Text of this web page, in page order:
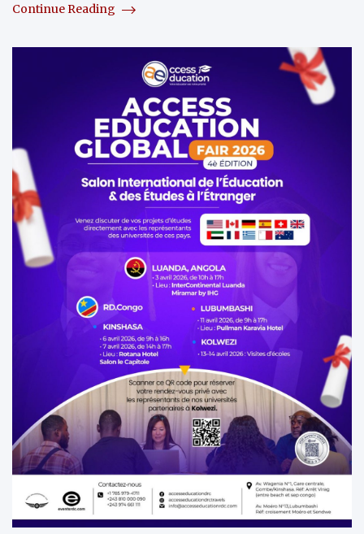
Continue Reading